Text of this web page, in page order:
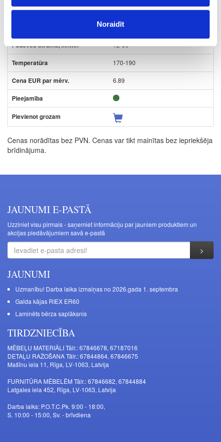
Noraidīt
caurspīdīga
20
12-30
170-190
6.89
Cenas norādītas bez PVN. Cenas var tikt mainītas bez iepriekšēja
brīdinājuma.
JAUNUMI E-PASTĀ
Uzziniet visu pirmais - saņemiet informāciju par jauniem produktiem un
akcijas piedāvājumiem savā e-pastā
JAUNUMI
Uzmanību! Darba laika izmaiņas no 2026.gada 1. septembra
Galda kājas RIEX ER60
Laminēts bērza saplāksnis
TIRDZNIECĪBA
MĒBEĻU MATERIĀLI Tālr.: 67846678, 67187016
DETAĻU RAŽOŠANA Tālr.: 67844864, 67846675
Mašīnu iela 11, Rīga, LV-1063, Latvija
FURNITŪRA MĒBELĒM Tālr.: 67846682, 67844884
Latgales iela 452, Rīga, LV-1063, Latvija
Darba laiks: P.O.T.C.Pk. 9:00 - 18:00,
S. 10:00 - 15:00, Sv. - brīvdiena